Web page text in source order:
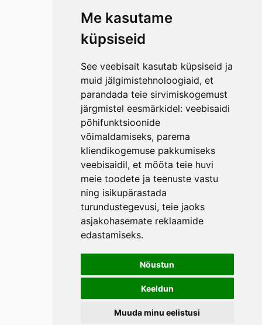
Me kasutame
küpsiseid
See veebisait kasutab küpsiseid ja
muid jälgimistehnoloogiaid, et
parandada teie sirvimiskogemust
järgmistel eesmärkidel: veebisaidi
põhifunktsioonide
võimaldamiseks, parema
kliendikogemuse pakkumiseks
veebisaidil, et mõõta teie huvi
meie toodete ja teenuste vastu
ning isikupärastada
turundustegevusi, teie jaoks
asjakohasemate reklaamide
edastamiseks.
Nõustun
Keeldun
Muuda minu eelistusi